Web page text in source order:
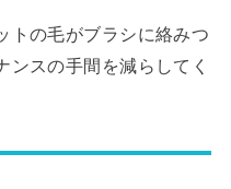
トの毛がブラシに絡みつ
ンスの手間を減らしてく